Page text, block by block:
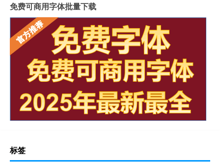
免费可商用字体批量下载
标签